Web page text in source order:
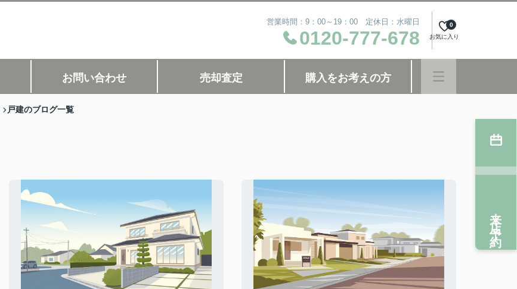
営業時間：9：00～19：00 定休日：水曜日
0120-777-678 お気に入り
0
お問い合わせ 売却査定 購入をお考えの方
戸建のブログ一覧
来店予約